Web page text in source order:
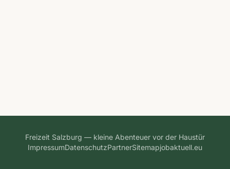
Freizeit Salzburg — kleine Abenteuer vor der Haustür
ImpressumDatenschutzPartnerSitemapjobaktuell.eu